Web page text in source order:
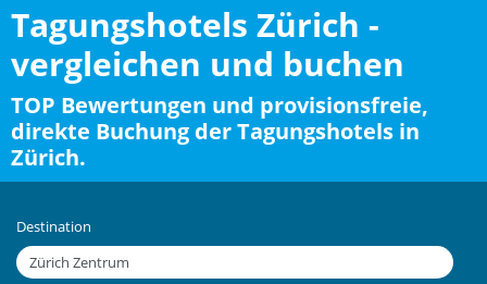
Tagungshotels Zürich -
vergleichen und buchen
TOP Bewertungen und provisionsfreie,
direkte Buchung der Tagungshotels in
Zürich.
Destination